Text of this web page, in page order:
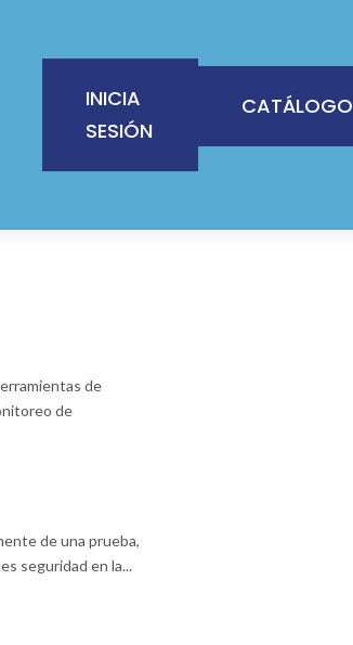
INICIA
SESIÓN
CATÁLOGO
de
de
de una prueba,
seguridad en la...